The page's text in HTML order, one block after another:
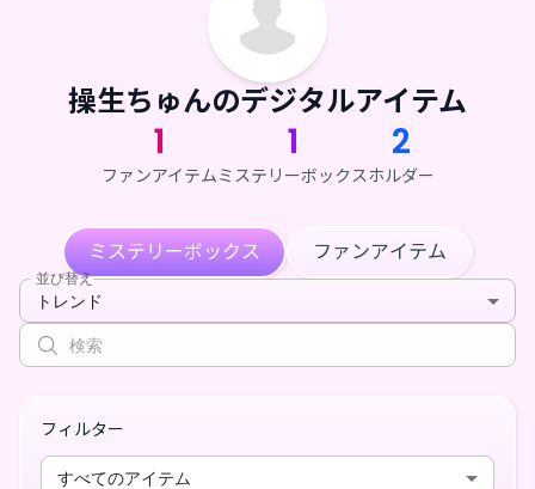
操生ちゅんのデジタルアイテム
1
ファンアイテム
1
ミステリーボックス
2
ホルダー
ミステリーボックス ファンアイテム
並び替え
トレンド
フィルター
すべてのアイテム